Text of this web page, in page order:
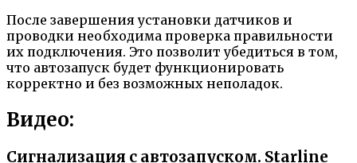
После завершения установки датчиков и
проводки необходима проверка правильности
их подключения. Это позволит убедиться в том,
что автозапуск будет функционировать
корректно и без возможных неполадок.
Видео:
Сигнализация с автозапуском. Starline